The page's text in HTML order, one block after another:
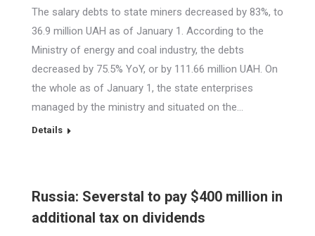
The salary debts to state miners decreased by 83%, to
36.9 million UAH as of January 1. According to the
Ministry of energy and coal industry, the debts
decreased by 75.5% YoY, or by 111.66 million UAH. On
the whole as of January 1, the state enterprises
managed by the ministry and situated on the…
Details
Russia: Severstal to pay $400 million in
additional tax on dividends